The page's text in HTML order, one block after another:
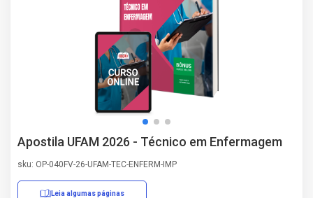
Apostila UFAM 2026 - Técnico em Enfermagem
sku: OP-040FV-26-UFAM-TEC-ENFERM-IMP
Leia algumas páginas